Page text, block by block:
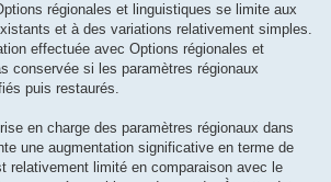
régionales et linguistiques se limite aux
et à des variations relativement simples.
effectuée avec Options régionales et
conservée si les paramètres régionaux
puis restaurés.
en charge des paramètres régionaux dans
une augmentation significative en terme de
relativement limité en comparaison avec le